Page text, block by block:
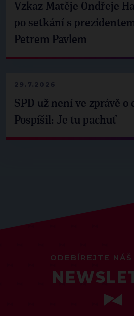
Vzkaz Matěje Ondřeje
po setkání s
Petrem Pavlem
29.7.2026
SPD už není ve zprávě
Pospíšil: Je tu pachuť
ODEBÍREJTE